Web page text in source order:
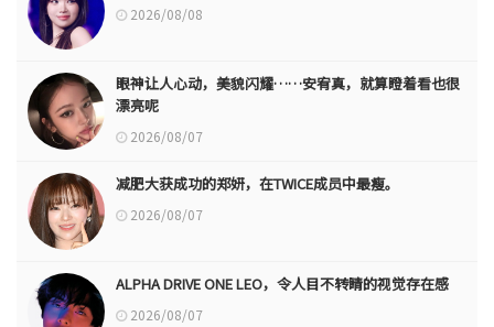
2026/08/08
眼神让人心动，美貌闪耀……安宥真，就算瞪着看也很
漂亮呢
2026/08/07
减肥大获成功的郑妍，在TWICE成员中最瘦。
2026/08/07
ALPHA DRIVE ONE LEO，令人目不转睛的视觉存在感
2026/08/07